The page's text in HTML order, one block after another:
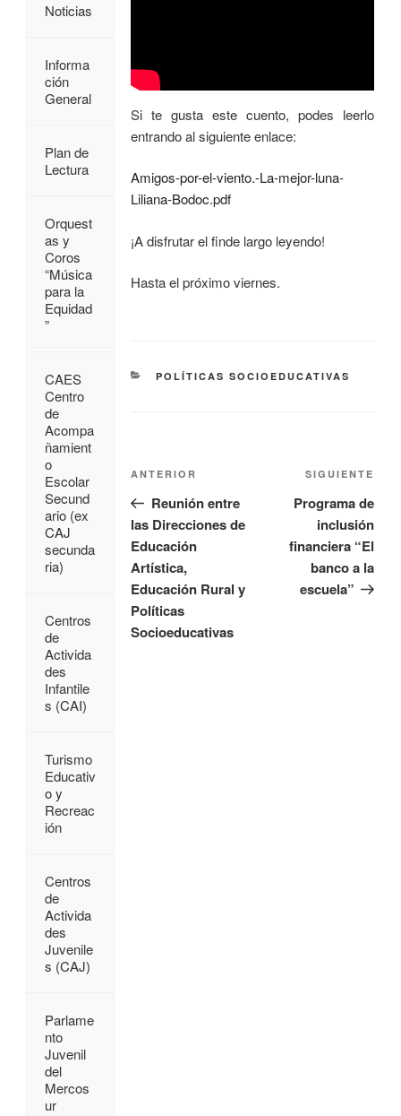
Si te gusta este cuento, podes leerlo
entrando al siguiente enlace:
Amigos-por-el-viento.-La-mejor-luna-
Liliana-Bodoc.pdf
¡A disfrutar el finde largo leyendo!
Hasta el próximo viernes.
POLÍTICAS SOCIOEDUCATIVAS
ANTERIOR
Reunión entre
las Direcciones de
Educación
Artística,
Educación Rural y
Políticas
Socioeducativas
SIGUIENTE
Programa de
inclusión
financiera “El
banco a la
escuela”
Noticias
Informa
ción
General
Plan de
Lectura
Orquest
as y
Coros
“Música
para la
Equidad
”
CAES
Centro
de
Acompa
ñamient
o
Escolar
Secund
ario (ex
CAJ
secunda
ria)
Centros
de
Activida
des
Infantile
s (CAI)
Turismo
Educativ
o y
Recreac
ión
Centros
de
Activida
des
Juvenile
s (CAJ)
Parlame
nto
Juvenil
del
Mercos
ur